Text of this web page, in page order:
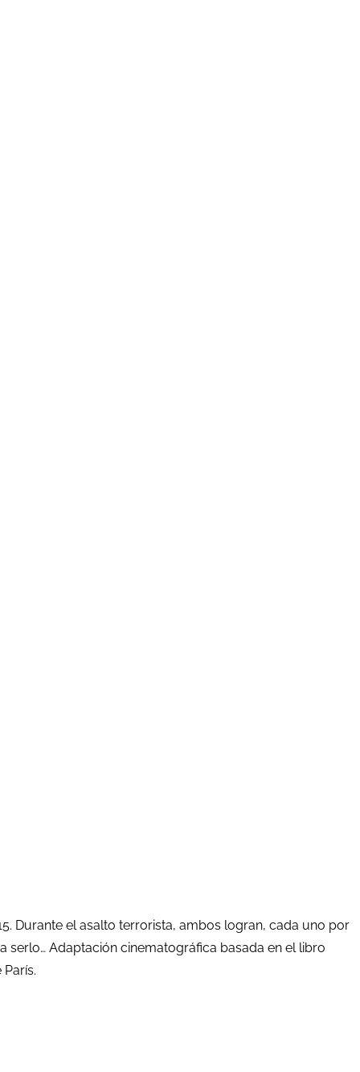
Durante el asalto terrorista, ambos logran, cada uno por
serlo… Adaptación cinematográfica basada en el libro